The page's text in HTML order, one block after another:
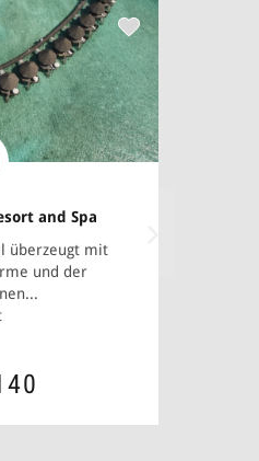
and Spa
überzeugt mit
und der